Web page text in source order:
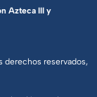
derechos reservados,
Azteca III y